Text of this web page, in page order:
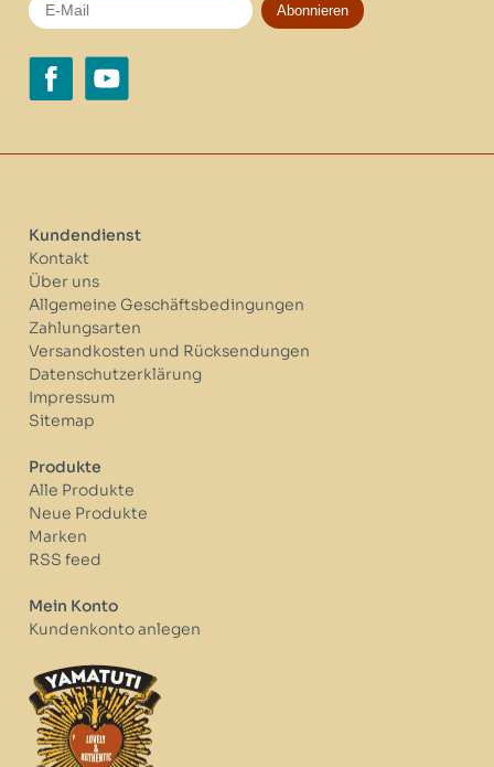
Abonnieren
Kundendienst
Kontakt
Über uns
Allgemeine Geschäftsbedingungen
Zahlungsarten
Versandkosten und Rücksendungen
Datenschutzerklärung
Impressum
Sitemap
Produkte
Alle Produkte
Neue Produkte
Marken
RSS feed
Mein Konto
Kundenkonto anlegen